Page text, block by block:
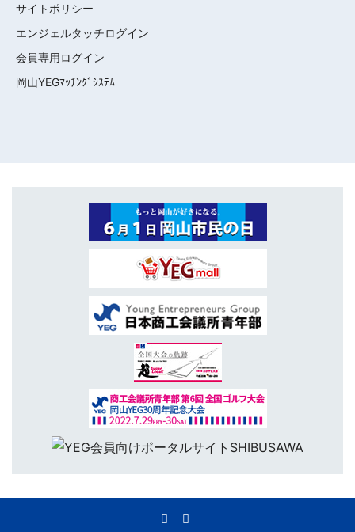
サイトポリシー
エンジェルタッチログイン
会員専用ログイン
岡山YEGﾏｯﾁﾝｸﾞｼｽﾃﾑ